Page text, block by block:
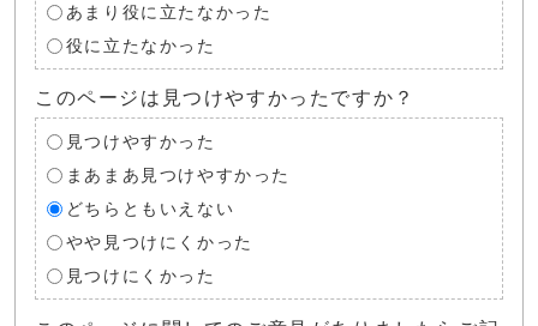
あまり役に立たなかった
役に立たなかった
このページは見つけやすかったですか？
見つけやすかった
まあまあ見つけやすかった
どちらともいえない
やや見つけにくかった
見つけにくかった